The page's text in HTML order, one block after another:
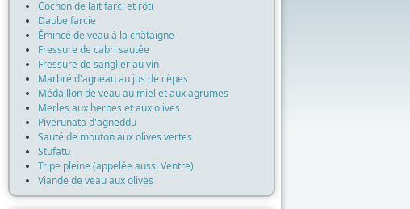
Cochon de lait farci et rôti
Daube farcie
Émincé de veau à la châtaigne
Fressure de cabri sautée
Fressure de sanglier au vin
Marbré d'agneau au jus de cèpes
Médaillon de veau au miel et aux agrumes
Merles aux herbes et aux olives
Piverunata d'agneddu
Sauté de mouton aux olives vertes
Stufatu
Tripe pleine (appelée aussi Ventre)
Viande de veau aux olives